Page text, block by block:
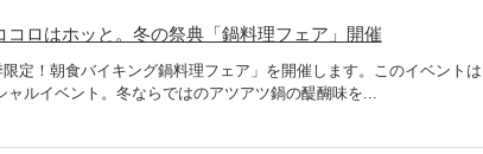
コロはホッと。冬の祭典「鍋料理フェア」開催
定！朝食バイキング鍋料理フェア」を開催します。このイベントは
ルイベント。冬ならではのアツアツ鍋の醍醐味を...